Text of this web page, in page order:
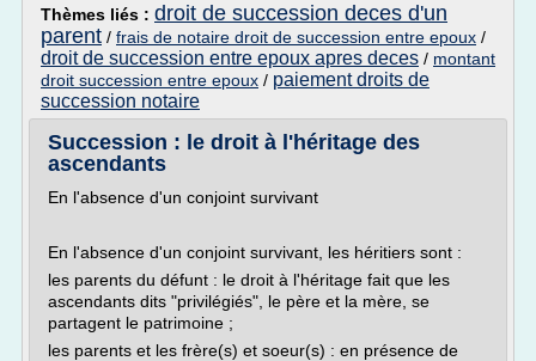
Thèmes liés : droit de succession deces d'un
parent / frais de notaire droit de succession entre epoux /
droit de succession entre epoux apres deces / montant
droit succession entre epoux / paiement droits de
succession notaire
Succession : le droit à l'héritage des
ascendants
En l'absence d'un conjoint survivant
En l'absence d'un conjoint survivant, les héritiers sont :
les parents du défunt : le droit à l'héritage fait que les
ascendants dits "privilégiés", le père et la mère, se
partagent le patrimoine ;
les parents et les frère(s) et soeur(s) : en présence de